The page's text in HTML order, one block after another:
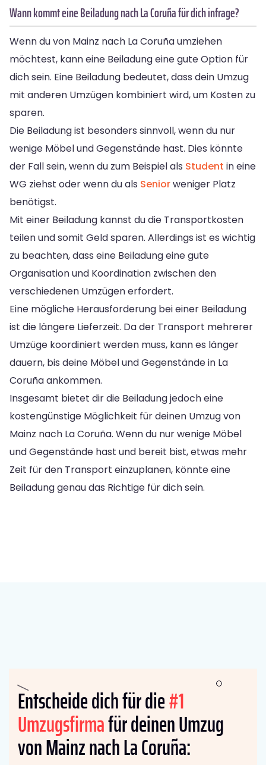
Wann kommt eine Beiladung nach La Coruña für dich infrage?
Wenn du von Mainz nach La Coruña umziehen
möchtest, kann eine Beiladung eine gute Option für
dich sein. Eine Beiladung bedeutet, dass dein Umzug
mit anderen Umzügen kombiniert wird, um Kosten zu
sparen.
Die Beiladung ist besonders sinnvoll, wenn du nur
wenige Möbel und Gegenstände hast. Dies könnte
der Fall sein, wenn du zum Beispiel als Student in eine
WG ziehst oder wenn du als Seniorweniger Platz
benötigst.
Mit einer Beiladung kannst du die Transportkosten
teilen und somit Geld sparen. Allerdings ist es wichtig
zu beachten, dass eine Beiladung eine gute
Organisation und Koordination zwischen den
verschiedenen Umzügen erfordert.
Eine mögliche Herausforderung bei einer Beiladung
ist die längere Lieferzeit. Da der Transport mehrerer
Umzüge koordiniert werden muss, kann es länger
dauern, bis deine Möbel und Gegenstände in La
Coruña ankommen.
Insgesamt bietet dir die Beiladung jedoch eine
kostengünstige Möglichkeit für deinen Umzug von
Mainz nach La Coruña. Wenn du nur wenige Möbel
und Gegenstände hast und bereit bist, etwas mehr
Zeit für den Transport einzuplanen, könnte eine
Beiladung genau das Richtige für dich sein.
Entscheide dich für die#1
Umzugsfirmafür deinen Umzug
von Mainz nach La Coruña: